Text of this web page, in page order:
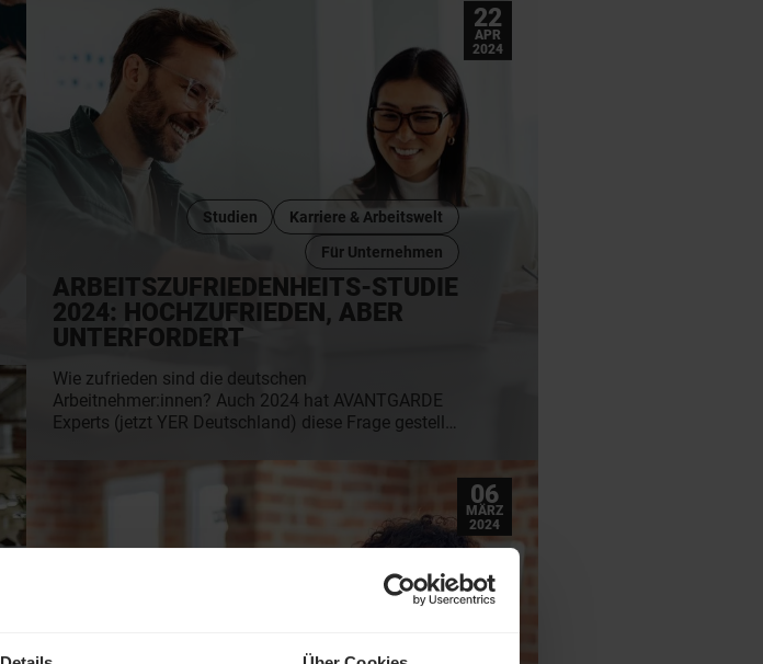
Karriere & Arbeitswelt
Studien
Für Unternehmen
ARBEITSZUFRIEDENHEITS-STUDIE
2024: HOCHZUFRIEDEN, ABER
UNTERFORDERT
Wie zufrieden sind die deutschen
Arbeitnehmer:innen? Auch 2024 hat AVANTGARDE
Experts (jetzt YER Deutschland) diese Frage gestellt
Wechselabsicht über Unterforderung bis
Innovationskraft – wir stellen Dir die wichtigsten
22
APR
2024
06
MÄRZ
2024